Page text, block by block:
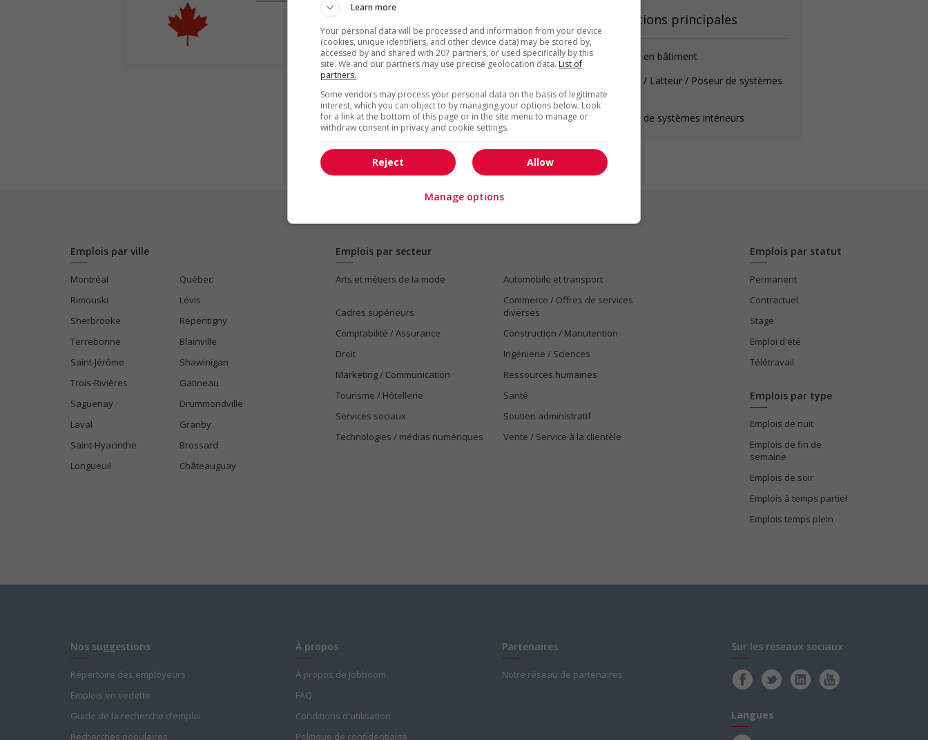
Fonctions principales
Peintre en bâtiment
Plâtrier / Latteur / Poseur de systèmes
Poseur de systèmes intérieurs
Emplois par ville
Montréal
Québec
Rimouski
Lévis
Sherbrooke
Repentigny
Terrebonne
Blainville
Saint-Jérôme
Shawinigan
Trois-Rivières
Gatineau
Saguenay
Drummondville
Laval
Granby
Saint-Hyacinthe
Brossard
Longueuil
Châteauguay
Emplois par secteur
Arts et métiers de la mode Automobile et transport
Cadres supérieurs
Commerce / Offres de services
diverses
Comptabilité / Assurance
Construction / Manutention
Droit
Ingénierie / Sciences
Marketing / Communication
Ressources humaines
Tourisme / Hôtellerie
Santé
Services sociaux
Soutien administratif
Technologies / médias numériques
Vente / Service à la clientèle
Emplois par statut
Permanent
Contractuel
Stage
Emploi d'été
Télétravail
Emplois par type
Emplois de nuit
Emplois de fin de
semaine
Emplois de soir
Emplois à temps partiel
Emplois temps plein
Nos suggestions
Répertoire des employeurs
Emplois en vedette
Guide de la recherche d’emploi
Recherches populaires
À propos
À propos de Jobboom
FAQ
Conditions d'utilisation
Politique de confidentialité
Partenaires
Notre réseau de partenaires
Sur les réseaux sociaux
Langues
Learn more
Your personal data will be processed and information from your device
(cookies, unique identifiers, and other device data) may be stored by,
accessed by and shared with 207 partners, or used specifically by this
site. We and our partners may use precise geolocation data. List of
partners.
Some vendors may process your personal data on the basis of legitimate
interest, which you can object to by managing your options below. Look
for a link at the bottom of this page or in the site menu to manage or
withdraw consent in privacy and cookie settings.
Allow
Reject
Manage options